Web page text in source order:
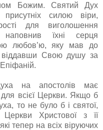
Божим. Святий Дух
силою віри,
для виголошення
наповнив їхні серця
любов’ю, яку мав до
віддавши Свою душу за
на апостолів має
всієї Церкви. Якщо б
то не було б і святої,
Церкви Христової з її
тепер на всіх віруючих